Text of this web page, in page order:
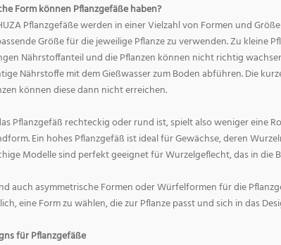
Form können Pflanzgefäße haben?
Pflanzgefäße werden in einer Vielzahl von Formen und
Größe für die jeweilige Pflanze zu verwenden. Zu kleine
Nährstoffanteil und die Pflanzen können nicht richtig
Nährstoffe mit dem Gießwasser zum Boden abführen. Die
können diese dann nicht erreichen.
Pflanzgefäß rechteckig oder rund ist, spielt also weniger eine
Ein hohes Pflanzgefäß ist ideal für Gewächse, deren
Modelle sind perfekt geeignet für Wurzelgeflecht, das in die
auch asymmetrische Formen oder Würfelformen für die
eine Form zu wählen, die zur Pflanze passt und sich in das
für Pflanzgefäße